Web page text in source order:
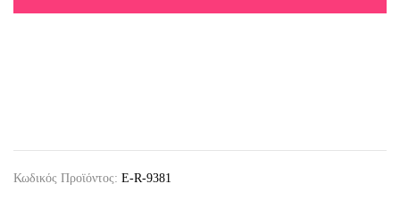
Κωδικός Προϊόντος: E-R-9381